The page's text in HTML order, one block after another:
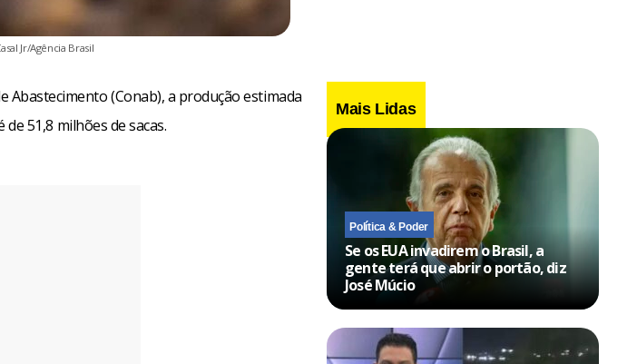
Jr/Agência Brasil
Abastecimento (Conab), a produção estimada
51,8 milhões de sacas.
Mais Lidas
Política & Poder
Se os EUA invadirem o Brasil, a
gente terá que abrir o portão, diz
José Múcio